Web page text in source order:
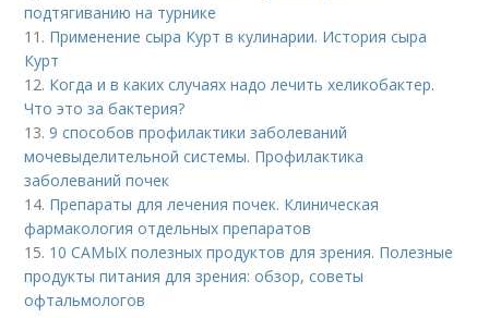
подтягиванию на турнике
11. Применение сыра Курт в кулинарии. История сыра
Курт
12. Когда и в каких случаях надо лечить хеликобактер.
Что это за бактерия?
13.9 способов профилактики заболеваний
мочевыделительной системы. Профилактика
заболеваний почек
14. Препараты для лечения почек. Клиническая
фармакология отдельных препаратов
15. 10 САМЫХ полезных продуктов для зрения. Полезные
продукты питания для зрения: обзор, советы
офтальмологов